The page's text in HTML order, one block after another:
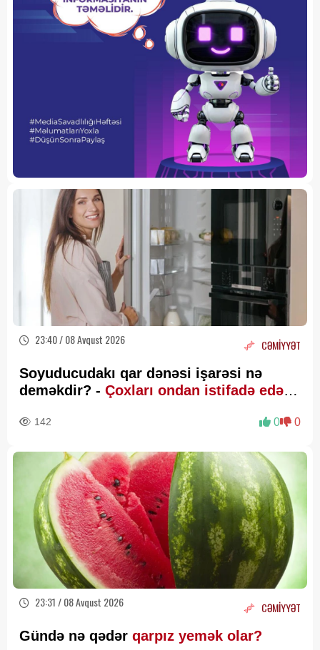
23:40 / 08 Avqust 2026 CƏMİYYƏT
Soyuducudakı qar dənəsi işarəsi nə
deməkdir? - Çoxları ondan istifadə edə
142 0 0
23:31 / 08 Avqust 2026 CƏMİYYƏT
Gündə nə qədər qarpız yemək olar?